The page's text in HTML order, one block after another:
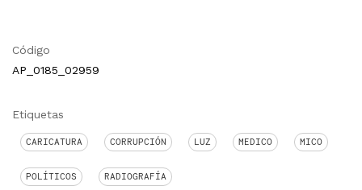
Código
AP_0185_02959
Etiquetas
CARICATURA CORRUPCIÓN LUZ MEDICO MICO
POLÍTICOS RADIOGRAFÍA